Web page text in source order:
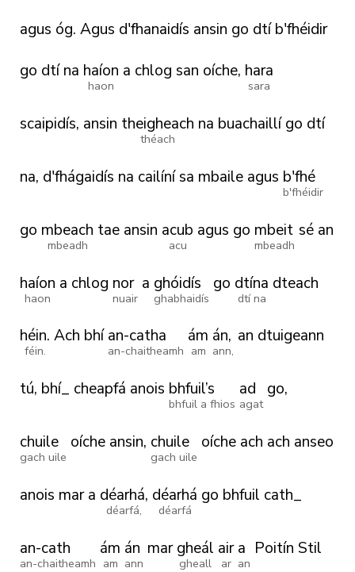
agus óg. Agus d'fhanaidís ansin go dtí b'fhéidir
go dtí na haíon
haon
a chlog san oíche, hara
sara
scaipidís, ansin theigheach
théach
na buachaillí go dtí
na, d'fhágaidís na cailínísa mbaile agus b'fhé
b'fhéidir
go mbeach
mbeadh
tae ansin acub
acu
agus go mbeit
mbeadh
sé an
haíon
haon
a chlog nor
nuair
a ghóidís
ghabhaidís
go dtína
dtí na
dteach
héin.
féin.
Ach bhí an-catha
an-chaitheamh
ám
am
án,
ann,
an dtuigeann
tú, bhí_ cheapfá anois bhfuil’s
bhfuil a fhios
ad
agat
go,
chuile
gach uile
oíche ansin, chuile
gach uile
oíche ach ach anseo
anois mar a déarhá,
déarfá,
déarhá
déarfá
go bhfuil cath_
an-cath
an-chaitheamh
ám
am
án
ann
mar gheál
gheall
air
ar
a
an
Poitín Stil